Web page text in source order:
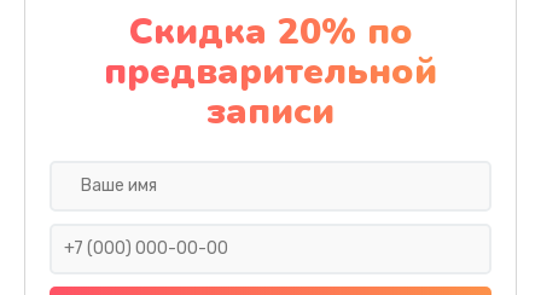
Замена материнской платы
1100 руб.
Заказать
Замена праймера
Скидка 20% по
предварительной
записи